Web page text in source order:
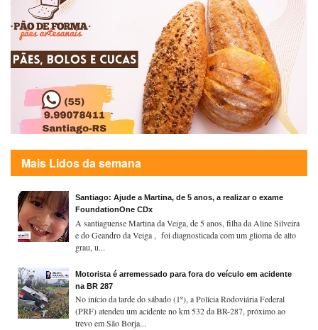
Mais Lidos da semana
Santiago: Ajude a Martina, de 5 anos, a realizar o exame
FoundationOne CDx
A santiaguense Martina da Veiga, de 5 anos, filha da Aline Silveira
e do Geandro da Veiga , foi diagnosticada com um glioma de alto
grau, u...
Motorista é arremessado para fora do veículo em acidente
na BR 287
No início da tarde do sábado (1º), a Polícia Rodoviária Federal
(PRF) atendeu um acidente no km 532 da BR-287, próximo ao
trevo em São Borja...